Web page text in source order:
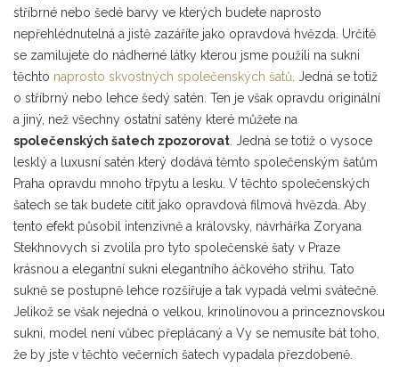
stříbrné nebo šedé barvy ve kterých budete naprosto
nepřehlédnutelná a jistě zazáříte jako opravdová hvězda. Určitě
se zamilujete do nádherné látky kterou jsme použili na sukni
těchto naprosto skvostných společenských šatů . Jedná se totiž
o stříbrný nebo lehce šedý satén. Ten je však opravdu originální
a jiný, než všechny ostatní satény které můžete na
společenských šatech zpozorovat . Jedná se totiž o vysoce
lesklý a luxusní satén který dodává těmto společenským šatům
Praha opravdu mnoho třpytu a lesku. V těchto společenských
šatech se tak budete cítit jako opravdová filmová hvězda. Aby
tento efekt působil intenzivně a královsky, návrhářka Zoryana
Stekhnovych si zvolila pro tyto společenské šaty v Praze
krásnou a elegantní sukni elegantního áčkového střihu. Tato
sukně se postupně lehce rozšiřuje a tak vypadá velmi svátečně.
Jelikož se však nejedná o velkou, krinolínovou a princeznovskou
sukni, model není vůbec přeplácaný a Vy se nemusíte bát toho,
že by jste v těchto večerních šatech vypadala přezdobeně.